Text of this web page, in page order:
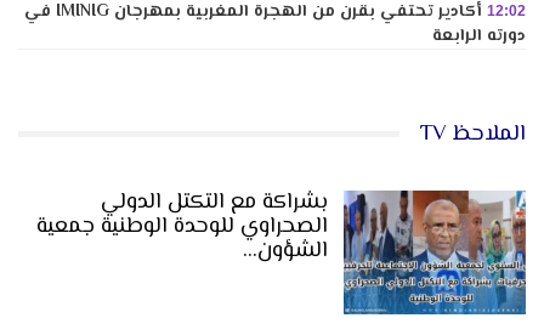
12:02
أكادير تحتفي بقرن من الهجرة المغربية بمهرجان IMINIG في
دورته الرابعة
الملاحظ TV
بشراكة مع التكتل الدولي
الصحراوي للوحدة الوطنية جمعية
الشؤون…